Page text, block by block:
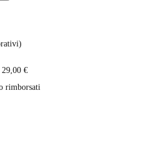
29,00 €
rimborsati